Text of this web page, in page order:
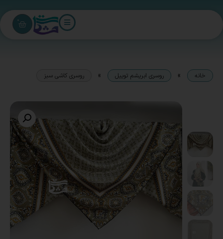
0
خانه » روسری ابریشم توییل » روسری کاشی سبز